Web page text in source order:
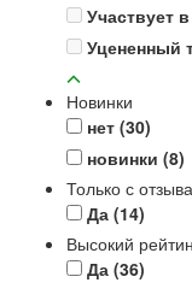
Участвует
Уцененный
Новинки
нет (30)
новинки (8)
Только с
Да (14)
Высокий
Да (36)